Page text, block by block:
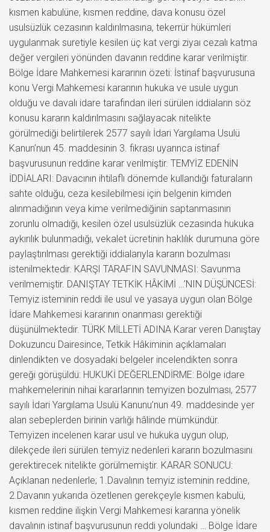
kısmen kabulüne, kısmen reddine, dava konusu özel
usulsüzlük cezasının kaldırılmasına, tekerrür hükümleri
uygulanmak suretiyle kesilen üç kat vergi ziyaı cezalı katma
değer vergileri yönünden davanın reddine karar verilmiştir.
Bölge İdare Mahkemesi kararının özeti: İstinaf başvurusuna
konu Vergi Mahkemesi kararının hukuka ve usule uygun
olduğu ve davalı idare tarafından ileri sürülen iddiaların söz
konusu kararın kaldırılmasını sağlayacak nitelikte
görülmediği belirtilerek 2577 sayılı İdari Yargılama Usulü
Kanun’nun 45. maddesinin 3. fıkrası uyarınca istinaf
başvurusunun reddine karar verilmiştir. TEMYİZ EDENİN
İDDİALARI: Davacının ihtilaflı dönemde kullandığı faturaların
sahte olduğu, ceza kesilebilmesi için belgenin kimden
alınmadığının veya kime verilmediğinin saptanmasının
zorunlu olmadığı, kesilen özel usulsüzlük cezasında hukuka
aykırılık bulunmadığı, vekalet ücretinin haklılık durumuna göre
paylaştırılması gerektiği iddialarıyla kararın bozulması
istenilmektedir. KARŞI TARAFIN SAVUNMASI: Savunma
verilmemiştir. DANIŞTAY TETKİK HÂKİMİ …’NIN DÜŞÜNCESİ:
Temyiz isteminin reddi ile usul ve yasaya uygun olan Bölge
İdare Mahkemesi kararının onanması gerektiği
düşünülmektedir. TÜRK MİLLETİ ADINA Karar veren Danıştay
Dokuzuncu Dairesince, Tetkik Hâkiminin açıklamaları
dinlendikten ve dosyadaki belgeler incelendikten sonra
gereği görüşüldü: HUKUKİ DEĞERLENDİRME: Bölge idare
mahkemelerinin nihai kararlarının temyizen bozulması, 2577
sayılı İdari Yargılama Usulü Kanunu’nun 49. maddesinde yer
alan sebeplerden birinin varlığı hâlinde mümkündür.
Temyizen incelenen karar usul ve hukuka uygun olup,
dilekçede ileri sürülen temyiz nedenleri kararın bozulmasını
gerektirecek nitelikte görülmemiştir. KARAR SONUCU:
Açıklanan nedenlerle; 1.Davalının temyiz isteminin reddine,
2.Davanın yukarıda özetlenen gerekçeyle kısmen kabulü,
kısmen reddine ilişkin Vergi Mahkemesi kararına yönelik
davalının istinaf başvurusunun reddi yolundaki … Bölge İdare